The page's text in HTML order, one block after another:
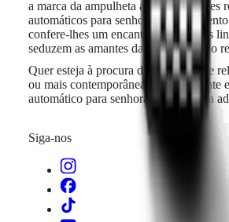
a marca da ampulheta alada criou estes
automáticos para senhora. O
confere-lhes um encanto clássico e as
seduzem as amantes da elegância e do
Quer esteja à procura de uma peça de
ou mais contemporânea, irá certamente
automático para senhora perfeito para
Siga-nos